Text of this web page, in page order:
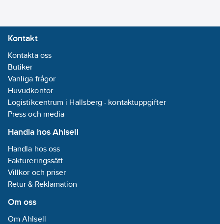
Kontakt
Kontakta oss
Butiker
Vanliga frågor
Huvudkontor
Logistikcentrum i Hallsberg - kontaktuppgifter
Press och media
Handla hos Ahlsell
Handla hos oss
Faktureringssätt
Villkor och priser
Retur & Reklamation
Om oss
Om Ahlsell